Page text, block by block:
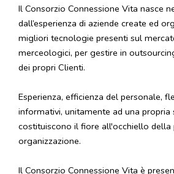
Il Consorzio Connessione Vita nasce
dall’esperienza di aziende create ed
migliori tecnologie presenti sul
merceologici, per gestire in
dei propri Clienti.
Esperienza, efficienza del personale,
informativi, unitamente ad una
costituiscono il fiore all'occhiello della
organizzazione.
Il Consorzio Connessione Vita è